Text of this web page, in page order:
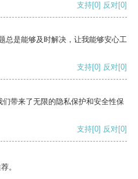
支持[0] 反对[0]
总是能够及时解决，让我能够安心工
支持[0] 反对[0]
带来了无限的隐私保护和安全性保
支持[0] 反对[0]
。